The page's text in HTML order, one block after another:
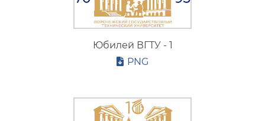
Юбилейная символикаЮбилей ВГТУ - 1
PNG